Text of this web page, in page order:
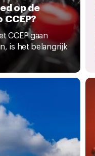
op de
CCEP gaan
is het belangrijk